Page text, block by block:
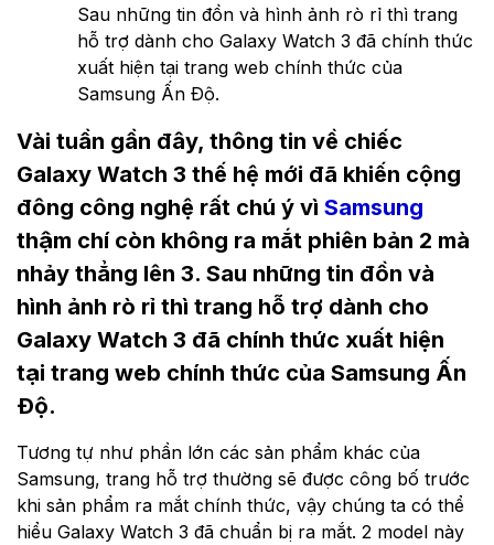
Sau những tin đồn và hình ảnh rò rỉ thì trang
hỗ trợ dành cho Galaxy Watch 3 đã chính thức
xuất hiện tại trang web chính thức của
Samsung Ấn Độ.
Vài tuần gần đây, thông tin về chiếc
Galaxy Watch 3 thế hệ mới đã khiến cộng
đông công nghệ rất chú ý vì Samsung
thậm chí còn không ra mắt phiên bản 2 mà
nhảy thẳng lên 3. Sau những tin đồn và
hình ảnh rò rỉ thì trang hỗ trợ dành cho
Galaxy Watch 3 đã chính thức xuất hiện
tại trang web chính thức của Samsung Ấn
Độ.
Tương tự như phần lớn các sản phẩm khác của
Samsung, trang hỗ trợ thường sẽ được công bố trước
khi sản phẩm ra mắt chính thức, vậy chúng ta có thể
hiểu Galaxy Watch 3 đã chuẩn bị ra mắt. 2 model này